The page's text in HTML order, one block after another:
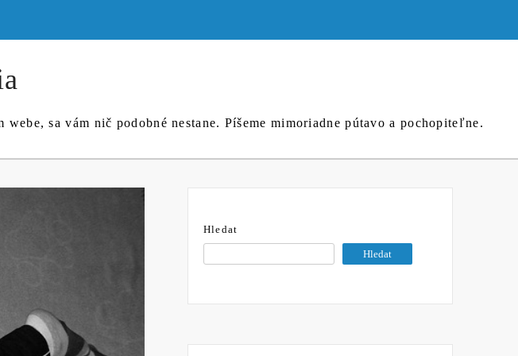
sa vám nič podobné nestane. Píšeme mimoriadne pútavo a pochopiteľne.
Hledat
Hledat